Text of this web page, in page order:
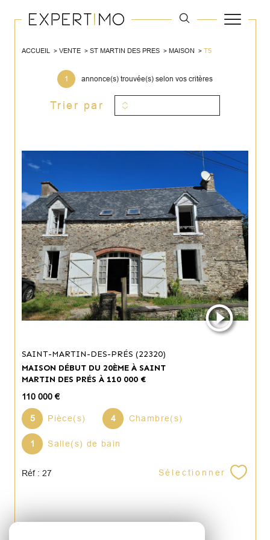
ACCUEIL VENTE ST MARTIN DES PRES MAISON T5
1 annonce(s) trouvée(s) selon vos critères
Trier par
SAINT-MARTIN-DES-PRÉS (22320)
MAISON DÉBUT DU 20ÈME À SAINT
MARTIN DES PRÉS À 110 000 €
110 000 €
5 Pièce(s) 4 Chambre(s)
1 Salle(s) de bain
Réf : 27 Sélectionner